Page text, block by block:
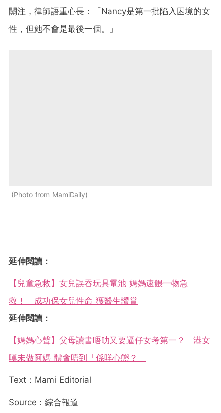
關注，律師語重心長：「Nancy是第一批陷入困境的女
性，但她不會是最後一個。」
Photo from MamiDaily
延伸閱讀：
【兒童急救】女兒誤吞玩具電池 媽媽速餵一物急
救！ 成功保女兒性命 獲醫生讚賞
延伸閱讀：
【媽媽心聲】父母讀書唔叻又要逼仔女考第一？ 港女
嘆未做阿媽 體會唔到「係咩心態？」
Text：Mami Editorial
Source：綜合報道